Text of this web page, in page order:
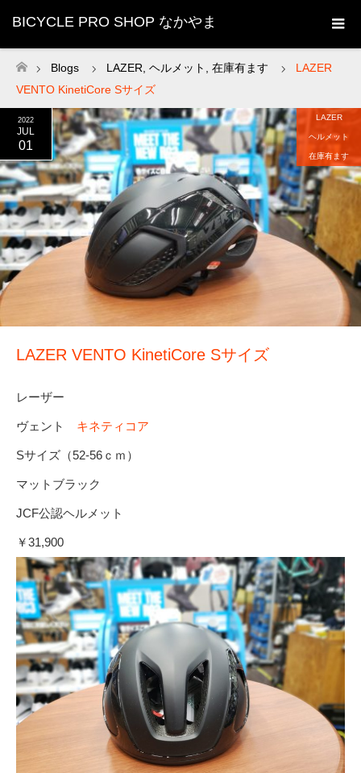
BICYCLE PRO SHOP なかやま
ホーム
Blogs LAZER ヘルメット 在庫有ます
LAZER
VENTO KinetiCore Sサイズ
2022
JUL
01
LAZER
ヘルメット
在庫有ます
LAZER VENTO KinetiCore Sサイズ
レーザー
ヴェント キネティコア
Sサイズ（52-56ｃｍ）
マットブラック
JCF公認ヘルメット
￥31,900